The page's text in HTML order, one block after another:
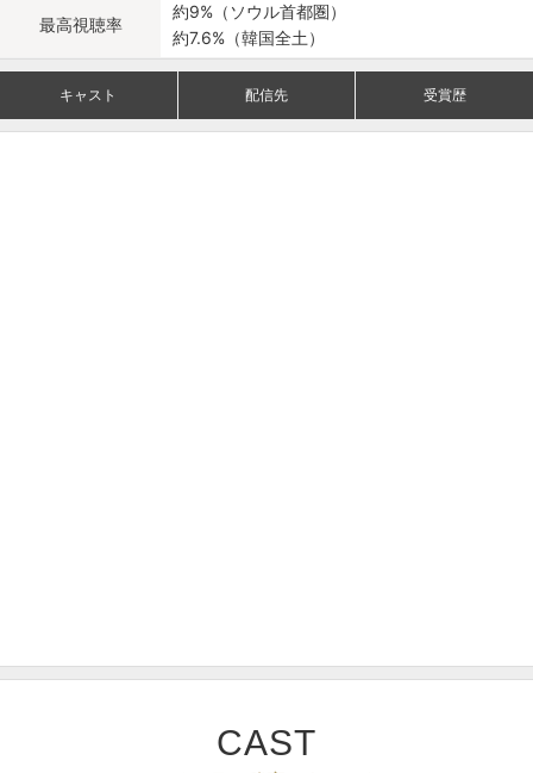
最高視聴率
約9%（ソウル首都圏）
約7.6%（韓国全土）
キャスト 配信先 受賞歴
CAST